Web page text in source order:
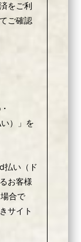
をご利
ご確認
）」を
払い（ド
お客様
合で
サイト